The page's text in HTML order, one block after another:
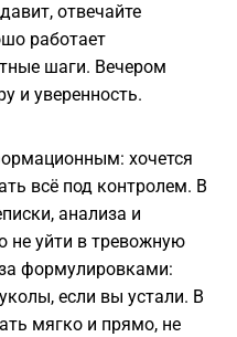
отвечайте
работает
шаги. Вечером
и уверенность.
хочется
всё под контролем. В
анализа и
не уйти в тревожную
формулировками:
если вы устали. В
мягко и прямо, не